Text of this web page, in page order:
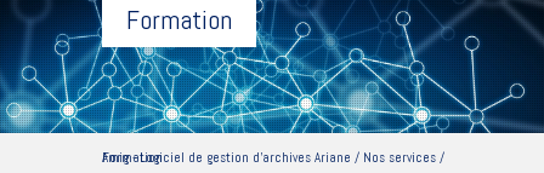
Formation
Amig - Logiciel de gestion d'archives Ariane / Nos services /
Formation